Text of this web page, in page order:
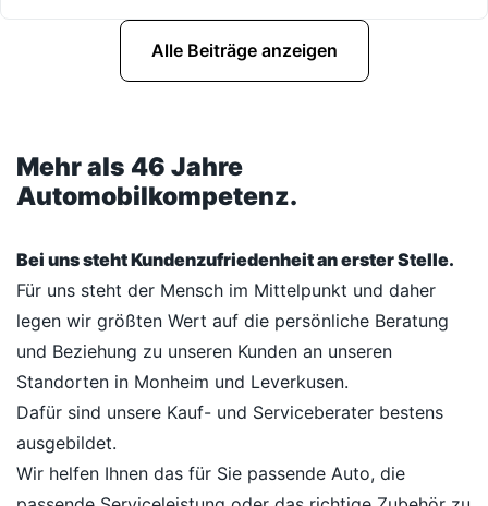
Alle Beiträge anzeigen
Mehr als 46 Jahre
Automobilkompetenz.
Bei uns steht Kundenzufriedenheit an erster Stelle.
Für uns steht der Mensch im Mittelpunkt und daher
legen wir größten Wert auf die persönliche Beratung
und Beziehung zu unseren Kunden an unseren
Standorten in Monheim und Leverkusen.
Dafür sind unsere Kauf- und Serviceberater bestens
ausgebildet.
Wir helfen Ihnen das für Sie passende Auto, die